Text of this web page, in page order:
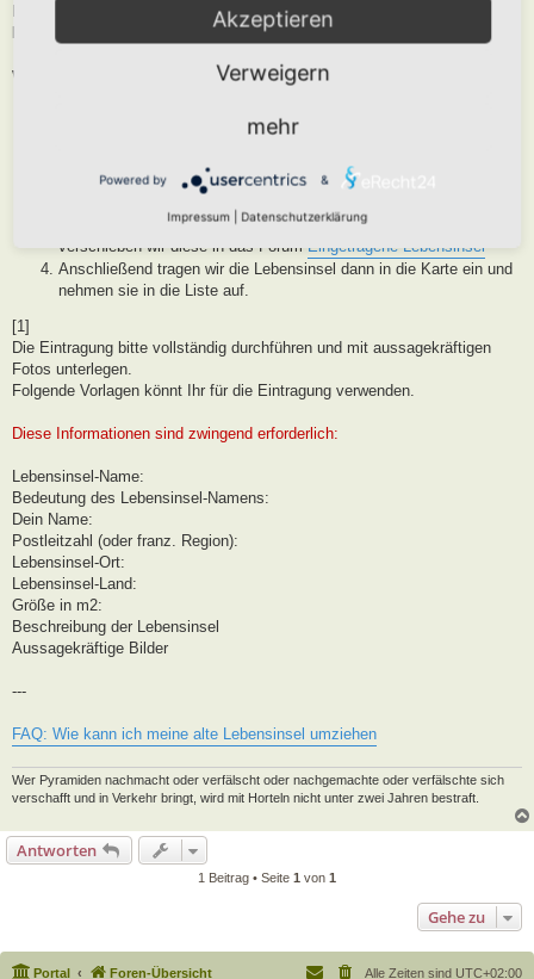
Da es hier in letzter Zeit öfters zu Irritationen kam, private Gärten sind
keine Lebensinseln, hierbei handelt es sich um einen Hortus.
Wie läuft die Eintragung ab
Als erstes registriert Ihr Euch einen Account unter
sofern noch nicht vorhanden
Grünfläche auf dem Weg zur Lebensinsel ein. Siehe [1]
wir der Meinung sind, dass es sich um eine Lebensinsel handelt,
verschieben wir diese in das Forum Eingetragene Lebensinsel
Anschließend tragen wir die Lebensinsel dann in die Karte ein und
nehmen sie in die Liste auf.
[1]
Die Eintragung bitte vollständig durchführen und mit aussagekräftigen
Fotos unterlegen.
Folgende Vorlagen könnt Ihr für die Eintragung verwenden.
Diese Informationen sind zwingend erforderlich:
Lebensinsel-Name:
Bedeutung des Lebensinsel-Namens:
Dein Name:
Postleitzahl (oder franz. Region):
Lebensinsel-Ort:
Lebensinsel-Land:
Größe in m2:
Beschreibung der Lebensinsel
Aussagekräftige Bilder
---
FAQ: Wie kann ich meine alte Lebensinsel umziehen
Wer Pyramiden nachmacht oder verfälscht oder nachgemachte oder verfälschte sich
verschafft und in Verkehr bringt, wird mit Horteln nicht unter zwei Jahren bestraft.
Antworten
1 Beitrag • Seite 1 von 1
Gehe zu
Portal Foren-Übersicht Alle Zeiten sind UTC+02:00
Akzeptieren
Verweigern
mehr
Powered by &
Impressum Datenschutzerklärung